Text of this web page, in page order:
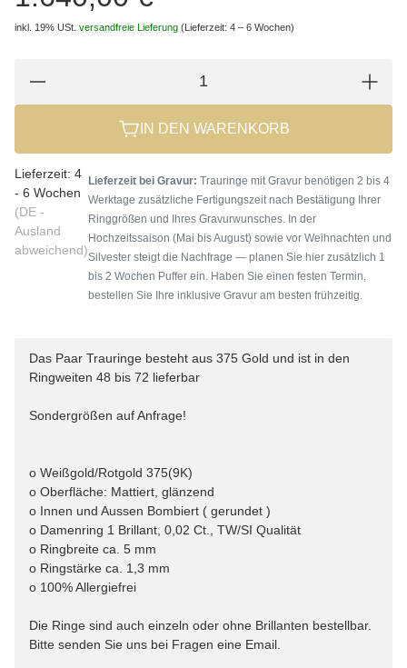
inkl. 19% USt. versandfreie Lieferung (Lieferzeit: 4 – 6 Wochen)
IN DEN WARENKORB
Lieferzeit: 4
- 6 Wochen
(DE -
Ausland
abweichend)
Lieferzeit bei Gravur: Trauringe mit Gravur benötigen 2 bis 4
Werktage zusätzliche Fertigungszeit nach Bestätigung Ihrer
Ringgrößen und Ihres Gravurwunsches. In der
Hochzeitssaison (Mai bis August) sowie vor Weihnachten und
Silvester steigt die Nachfrage — planen Sie hier zusätzlich 1
bis 2 Wochen Puffer ein. Haben Sie einen festen Termin,
bestellen Sie Ihre inklusive Gravur am besten frühzeitig.
Das Paar Trauringe besteht aus 375 Gold und ist in den
Ringweiten 48 bis 72 lieferbar
Sondergrößen auf Anfrage!
o Weißgold/Rotgold 375(9K)
o Oberfläche: Mattiert, glänzend
o Innen und Aussen Bombiert ( gerundet )
o Damenring 1 Brillant, 0,02 Ct., TW/SI Qualität
o Ringbreite ca. 5 mm
o Ringstärke ca. 1,3 mm
o 100% Allergiefrei
Die Ringe sind auch einzeln oder ohne Brillanten bestellbar.
Bitte senden Sie uns bei Fragen eine Email.